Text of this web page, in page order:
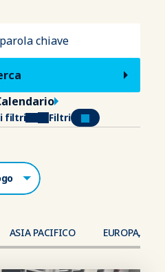
filtri Filtri
ASIA PACIFICO EUROPA,